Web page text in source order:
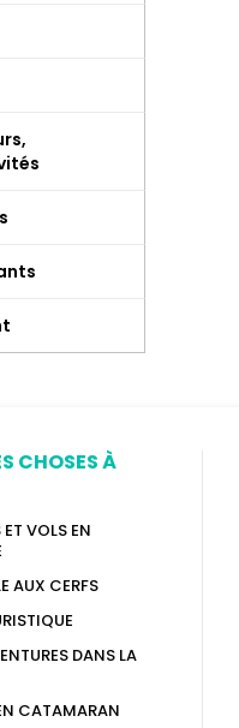
CHOSES À
VOLS EN
AUX CERFS
DANS LA
CATAMARAN